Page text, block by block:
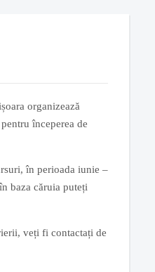
organizează
începerea de
în perioada iunie –
baza căruia puteți
veți fi contactați de